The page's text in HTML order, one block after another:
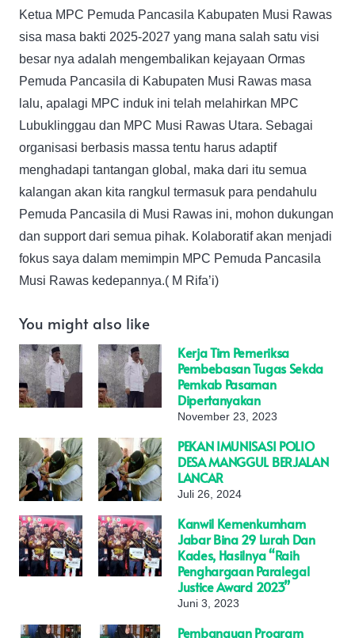
Ketua MPC Pemuda Pancasila Kabupaten Musi Rawas
sisa masa bakti 2025-2027 yang mana salah satu visi
besar nya adalah mengembalikan kejayaan Ormas
Pemuda Pancasila di Kabupaten Musi Rawas masa
lalu, apalagi MPC induk ini telah melahirkan MPC
Lubuklinggau dan MPC Musi Rawas Utara. Sebagai
organisasi berbasis massa tentu harus adaptif
menghadapi tantangan global, maka dari itu semua
kalangan akan kita rangkul termasuk para pendahulu
Pemuda Pancasila di Musi Rawas ini, mohon dukungan
dan support dari semua pihak. Kolaboratif akan menjadi
fokus saya dalam memimpin MPC Pemuda Pancasila
Musi Rawas kedepannya.( M Rifa’i)
You might also like
Kerja Tim Pemeriksa
Pembebasan Tugas Sekda
Pemkab Pasaman
Dipertanyakan
November 23, 2023
PEKAN IMUNISASI POLIO
DESA MANGGUL BERJALAN
LANCAR
Juli 26, 2024
Kanwil Kemenkumham
Jabar Bina 29 Lurah Dan
Kades, Hasilnya “Raih
Penghargaan Paralegal
Justice Award 2023”
Juni 3, 2023
Pembanguan Program